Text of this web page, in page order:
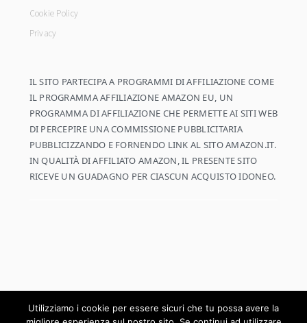
Cookie Policy
Privacy
IL SITO PARTECIPA A PROGRAMMI DI AFFILIAZIONE COME
IL PROGRAMMA AFFILIAZIONE AMAZON EU, UN
PROGRAMMA DI AFFILIAZIONE CHE PERMETTE AI SITI WEB
DI PERCEPIRE UNA COMMISSIONE PUBBLICITARIA
PUBBLICIZZANDO E FORNENDO LINK AL SITO AMAZON.IT.
IN QUALITÀ DI AFFILIATO AMAZON, IL PRESENTE SITO
RICEVE UN GUADAGNO PER CIASCUN ACQUISTO IDONEO.
Utilizziamo i cookie per essere sicuri che tu possa avere la